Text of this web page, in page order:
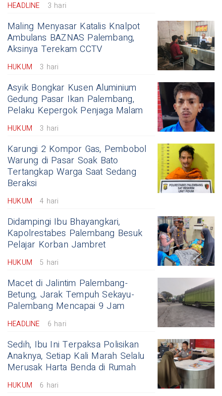
HEADLINE 3 hari
Maling Menyasar Katalis Knalpot
Ambulans BAZNAS Palembang,
Aksinya Terekam CCTV
HUKUM 3 hari
Asyik Bongkar Kusen Aluminium
Gedung Pasar Ikan Palembang,
Pelaku Kepergok Penjaga Malam
HUKUM 3 hari
Karungi 2 Kompor Gas, Pembobol
Warung di Pasar Soak Bato
Tertangkap Warga Saat Sedang
Beraksi
HUKUM 4 hari
Didampingi Ibu Bhayangkari,
Kapolrestabes Palembang Besuk
Pelajar Korban Jambret
HUKUM 5 hari
Macet di Jalintim Palembang-
Betung, Jarak Tempuh Sekayu-
Palembang Mencapai 9 Jam
HEADLINE 6 hari
Sedih, Ibu Ini Terpaksa Polisikan
Anaknya, Setiap Kali Marah Selalu
Merusak Harta Benda di Rumah
HUKUM 6 hari